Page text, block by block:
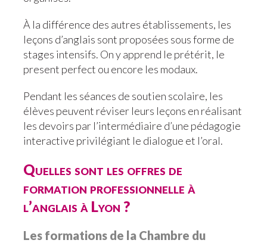
À la différence des autres établissements, les
leçons d’anglais sont proposées sous forme de
stages intensifs. On y apprend le prétérit, le
present perfect ou encore les modaux.
Pendant les séances de soutien scolaire, les
élèves peuvent réviser leurs leçons en réalisant
les devoirs par l’intermédiaire d’une pédagogie
interactive privilégiant le dialogue et l’oral.
Quelles sont les offres de
formation professionnelle à
l’anglais à Lyon ?
Les formations de la Chambre du